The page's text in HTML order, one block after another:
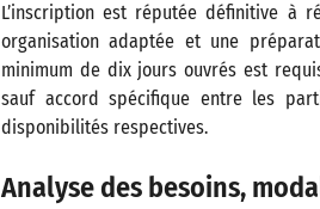
L’inscription est réputée définitive à
organisation adaptée et une
minimum de dix jours ouvrés est
sauf accord spécifique entre les
disponibilités respectives.
Analyse des besoins,